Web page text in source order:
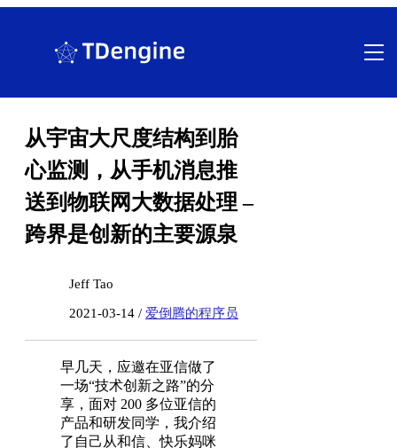
从宇宙大尺度结构到胎
心监测，从手机消息推
送到物联网大数据处理 –
跨界是创新的主要源泉
Jeff Tao
2021-03-14 / 爱倒腾的程序员
早几天，应邀在亚信做了
一场“技术创新之路”的分
享，面对 200 多位亚信的
产品和研发同学，我介绍
了自己从和信、快乐妈咪